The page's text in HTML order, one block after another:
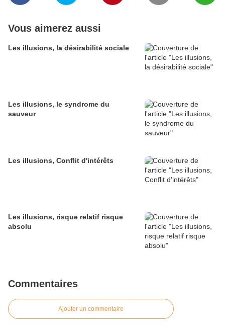
Vous aimerez aussi
Les illusions, la désirabilité sociale
Les illusions, le syndrome du
sauveur
Les illusions, Conflit d'intérêts
Les illusions, risque relatif risque
absolu
Commentaires
Ajouter un commentaire